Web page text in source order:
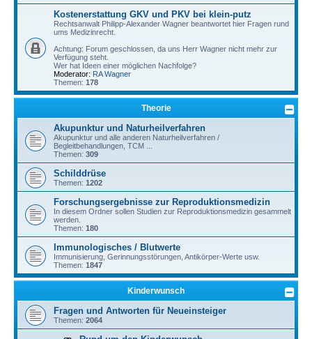
Kostenerstattung GKV und PKV bei klein-putz
Rechtsanwalt Philipp-Alexander Wagner beantwortet hier Fragen rund
ums Medizinrecht.
Achtung: Forum geschlossen, da uns Herr Wagner nicht mehr zur
Verfügung steht.
Wer hat Ideen einer möglichen Nachfolge?
Moderator: RA Wagner
Themen: 178
Theorie
Akupunktur und Naturheilverfahren
Akupunktur und alle anderen Naturheilverfahren /
Begleitbehandlungen, TCM ...
Themen: 309
Schilddrüse
Themen: 1202
Forschungsergebnisse zur Reproduktionsmedizin
In diesem Ordner sollen Studien zur Reproduktionsmedizin gesammelt
werden.
Themen: 180
Immunologisches / Blutwerte
Immunisierung, Gerinnungsstörungen, Antikörper-Werte usw.
Themen: 1847
Kinderwunsch
Fragen und Antworten für Neueinsteiger
Themen: 2064